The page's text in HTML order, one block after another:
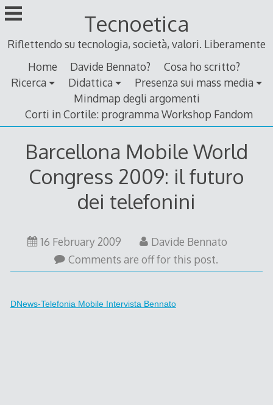
Skip
to
Tecnoetica
Riflettendo su tecnologia, società, valori. Liberamente
Home
Davide Bennato?
Cosa ho scritto?
Ricerca
Didattica
Presenza sui mass media
Mindmap degli argomenti
Corti in Cortile: programma Workshop Fandom
Barcellona Mobile World
Congress 2009: il futuro
dei telefonini
16 February 200916
February
Davide Bennato
Comments are off for this post.
DNews-Telefonia Mobile Intervista Bennato